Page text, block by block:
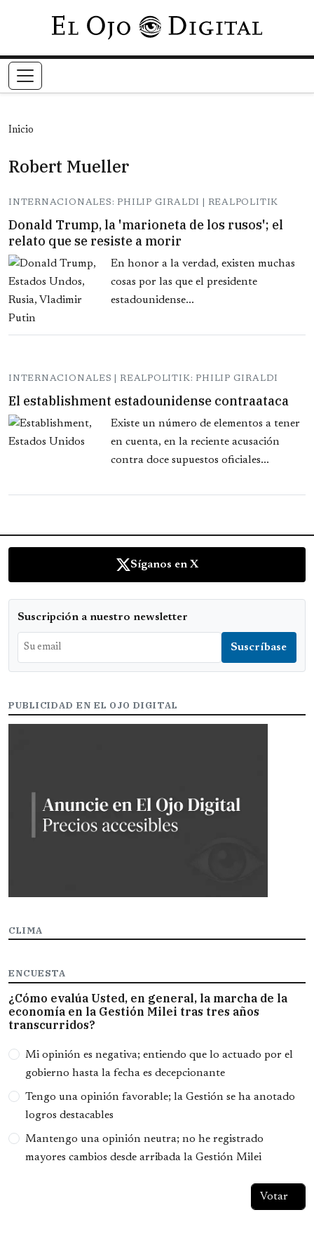
Pasar al contenido principal
Inicio
Robert Mueller
INTERNACIONALES: PHILIP GIRALDI | REALPOLITIK
Donald Trump, la 'marioneta de los rusos'; el
relato que se resiste a morir
En honor a la verdad, existen muchas
cosas por las que el presidente
estadounidense...
INTERNACIONALES | REALPOLITIK: PHILIP GIRALDI
El establishment estadounidense contraataca
Existe un número de elementos a tener
en cuenta, en la reciente acusación
contra doce supuestos oficiales...
Síganos en X
Suscripción a nuestro newsletter
PUBLICIDAD EN EL OJO DIGITAL
CLIMA
ENCUESTA
¿Cómo evalúa Usted, en general, la marcha de la
economía en la Gestión Milei tras tres años
transcurridos?
Opciones
Mi opinión es negativa; entiendo que lo actuado por el
gobierno hasta la fecha es decepcionante
Tengo una opinión favorable; la Gestión se ha anotado
logros destacables
Mantengo una opinión neutra; no he registrado
mayores cambios desde arribada la Gestión Milei